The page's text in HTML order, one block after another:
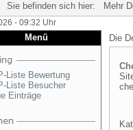
Sie befinden sich hier: Mehr
- 09:32 Uhr
Menü
Liste Bewertung
Liste Besucher
Einträge
Die